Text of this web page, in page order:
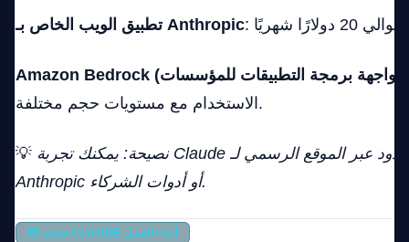
تطبيق الويب الخاص بـ Anthropic
الاستخدام مع مستويات حجم مختلفة.
💡 نصيحة: يمكنك تجربة Claude مجانًا مع وصول محدود عبر الموقع الرسمي لـ
Anthropic أو أدوات الشركاء.
🎞️ شاهد CLAUDE أثناء العمل